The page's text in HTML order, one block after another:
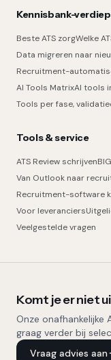
Kennisbank-
Beste ATS zorgWelke
Data migreren naar
Recruitment-
AI Tools MatrixAI tools
Tools per fase,
Tools & service
ATS Review schrijven
Van Outlook naar
Recruitment-software
Voor leveranciers
Veelgestelde vragen
Komt je er niet
Onze
graag verder bij
Vraag advies aan